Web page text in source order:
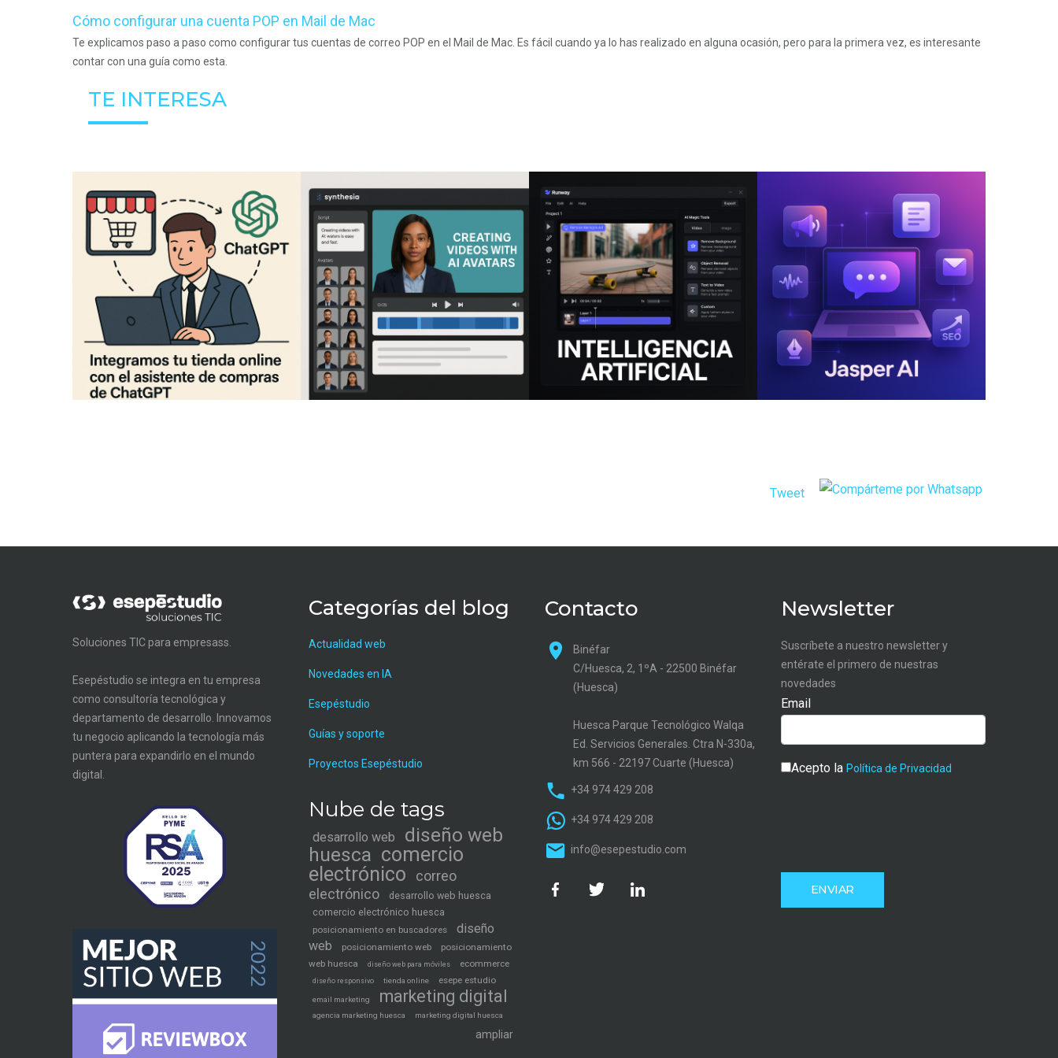
Cómo configurar una cuenta POP en Mail de Mac
Te explicamos paso a paso como configurar tus cuentas de correo POP en el Mail de Mac. Es fácil cuando ya lo has realizado en alguna ocasión, pero para la primera vez, es interesante
contar con una guía como esta.
TE INTERESA
Tweet
Soluciones TIC para empresass.
Esepéstudio se integra en tu empresa
como consultoría tecnológica y
departamento de desarrollo. Innovamos
tu negocio aplicando la tecnología más
puntera para expandirlo en el mundo
digital.
Categorías del blog
Actualidad web
Novedades en IA
Esepéstudio
Guías y soporte
Proyectos Esepéstudio
Nube de tags
desarrollo web
diseño web
huesca comercio
electrónico
correo
electrónico
desarrollo web huesca
comercio electrónico huesca
posicionamiento en buscadores
diseño
web
posicionamiento web
posicionamiento
web huesca
diseño web para móviles ecommerce
diseño responsivo tienda online esepe estudio
email marketing marketing digital
agencia marketing huesca marketing digital huesca
ampliar
Contacto
Binéfar
C/Huesca, 2, 1ºA - 22500 Binéfar
(Huesca)
Huesca Parque Tecnológico Walqa
Ed. Servicios Generales. Ctra N-330a,
km 566 - 22197 Cuarte (Huesca)
+34 974 429 208
+34 974 429 208
info@esepestudio.com
Newsletter
Suscríbete a nuestro newsletter y
entérate el primero de nuestras
novedades
Email
Acepto la Política de Privacidad